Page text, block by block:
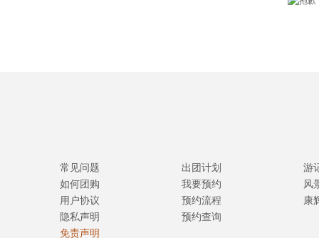
常见问题
如何团购
用户协议
隐私声明
免责声明
出团计划
我要预约
预约流程
预约查询
游
风
康